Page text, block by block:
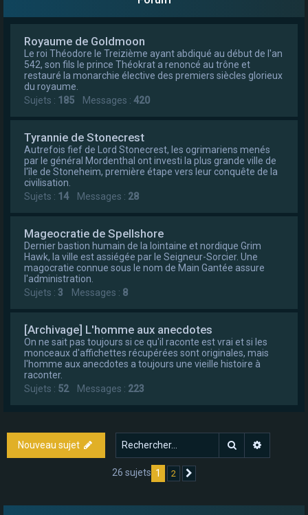
Royaume de Goldmoon
Le roi Théodore le Treizième ayant abdiqué au début de l'an
542, son fils le prince Théokrat a renoncé au trône et
restauré la monarchie élective des premiers siècles glorieux
du royaume.
Sujets : 185 Messages : 420
Tyrannie de Stonecrest
Autrefois fief de Lord Stonecrest, les ogrimariens menés
par le général Mordenthal ont investi la plus grande ville de
l'île de Stoneheim, première étape vers leur conquête de la
civilisation.
Sujets : 14Messages : 28
Mageocratie de Spellshore
Dernier bastion humain de la lointaine et nordique Grim
Hawk, la ville est assiégée par le Seigneur-Sorcier. Une
magocratie connue sous le nom de Main Gantée assure
l'administration.
Sujets : 3 Messages : 8
[Archivage] L'homme aux anecdotes
On ne sait pas toujours si ce qu'il raconte est vrai et si les
monceaux d'affichettes récupérées sont originales, mais
l'homme aux anecdotes a toujours une vieille histoire à
raconter.
Sujets : 52Messages : 223
Nouveau sujet Rechercher
26 sujets 1 2